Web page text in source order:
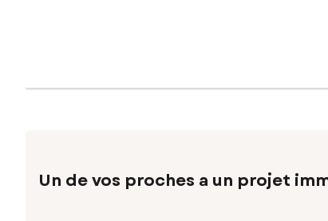
Un de vos proches a un projet